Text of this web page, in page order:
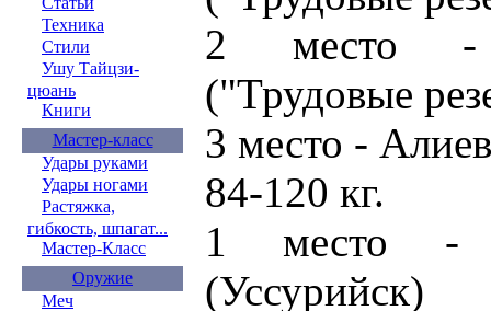
Техника
Стили
Ушу Тайцзи-
цюань
Книги
Мастер-класс
Удары руками
Удары ногами
Растяжка,
гибкость, шпагат...
Мастер-Класс
Оружие
Меч
2 место -
("Трудовые
3 место -
84-120 кг.
1 место -
(Уссурийск)